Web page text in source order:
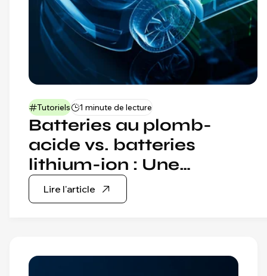
Tutoriels 1 minute de lecture
Batteries au plomb-
acide vs. batteries
lithium-ion : Une
comparaison complète
Lire l'article